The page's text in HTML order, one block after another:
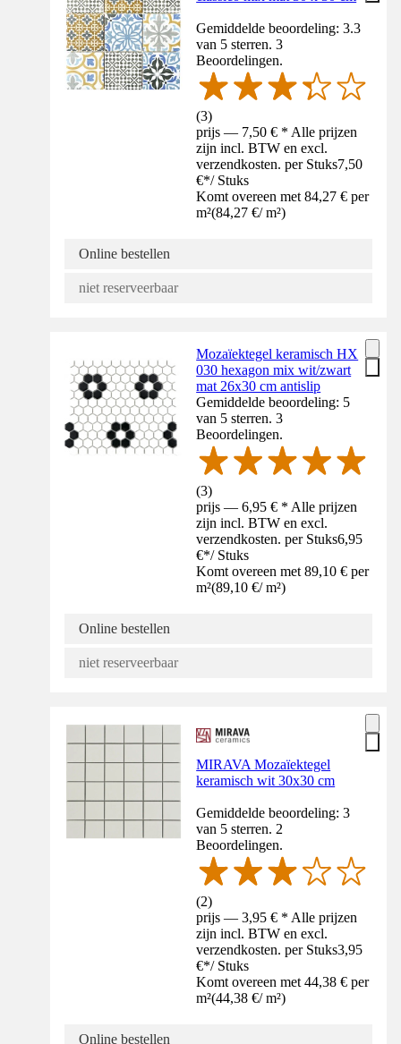
Gemiddelde beoordeling: 3.3
van 5 sterren. 3
Beoordelingen.
(3)
prijs — 7,50 € * Alle prijzen
zijn incl. BTW en excl.
verzendkosten. per Stuks7,50
€*/ Stuks
Komt overeen met 84,27 € per
m²(84,27 €/ m²)
Online bestellen
niet reserveerbaar
Mozaïektegel keramisch HX
030 hexagon mix wit/zwart
mat 26x30 cm antislip
Gemiddelde beoordeling: 5
van 5 sterren. 3
Beoordelingen.
(3)
prijs — 6,95 € * Alle prijzen
zijn incl. BTW en excl.
verzendkosten. per Stuks6,95
€*/ Stuks
Komt overeen met 89,10 € per
m²(89,10 €/ m²)
Online bestellen
niet reserveerbaar
MIRAVA Mozaïektegel
keramisch wit 30x30 cm
Gemiddelde beoordeling: 3
van 5 sterren. 2
Beoordelingen.
(2)
prijs — 3,95 € * Alle prijzen
zijn incl. BTW en excl.
verzendkosten. per Stuks3,95
€*/ Stuks
Komt overeen met 44,38 € per
m²(44,38 €/ m²)
Online bestellen